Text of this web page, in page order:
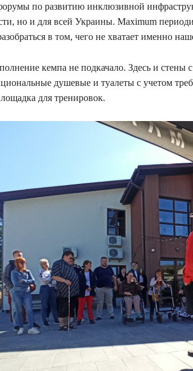
по развитию инклюзивной
но и для всей Украины. Maximum
в том, чего не хватает именно
кемпа не подкачало. Здесь и стены
душевые и туалеты с учетом
для тренировок.